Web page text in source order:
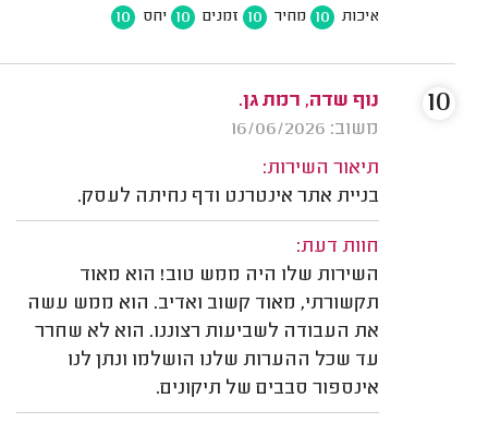
איכות 10 מחיר 10 זמנים 10 יחס 10
נוף שדה, רמת גן.
משוב: 16/06/2026
תיאור השירות:
בניית אתר אינטרנט ודף נחיתה לעסק.
חוות דעת:
השירות שלו היה ממש טוב! הוא מאוד
תקשורתי, מאוד קשוב ואדיב. הוא ממש עשה
את העבודה לשביעות רצוננו. הוא לא שחרר
עד שכל ההערות שלנו הושלמו ונתן לנו
אינספור סבבים של תיקונים.
10